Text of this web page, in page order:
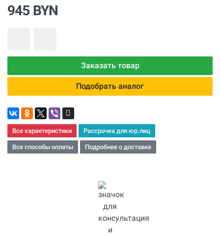
945 BYN
Заказать товар
Подобрать аналог
Все характеристики Рассрочка для юр.лиц
Все способы оплаты Подробнее о доставке